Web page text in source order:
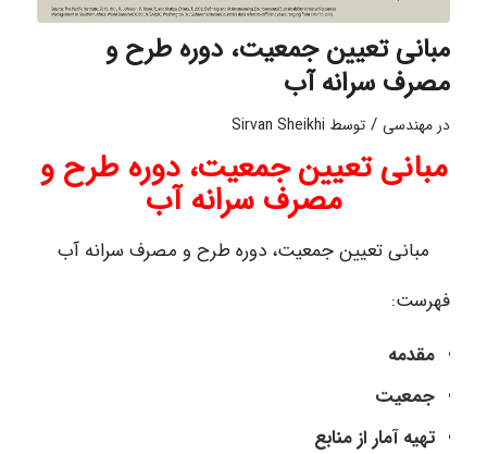
مبانی تعیین جمعیت، دوره طرح و
مصرف سرانه آب
درمهندسی / توسط Sirvan Sheikhi
مبانی تعیین جمعیت، دوره طرح و
مصرف سرانه آب
مبانی تعیین جمعیت، دوره طرح و مصرف سرانه آب
فهرست:
مقدمه
جمعیت
تهیه آمار از منابع